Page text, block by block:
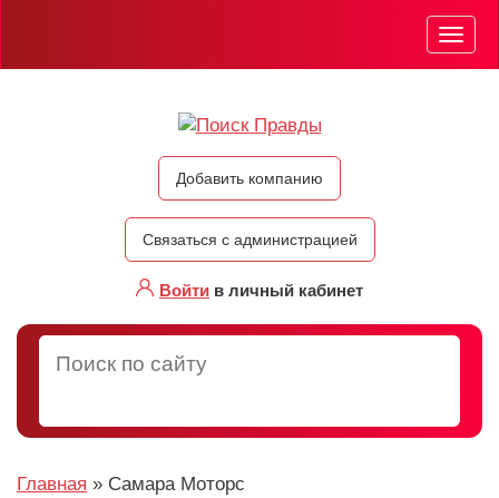
Добавить компанию
Связаться с администрацией
Войти в личный кабинет
Меню
Главная » Самара Моторс